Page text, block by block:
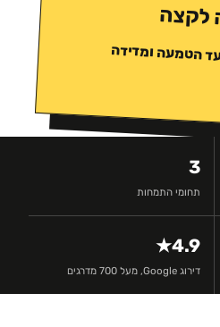
לקצה
הטמעה ומדידה
3
תחומי התמחות
4.9★
דירוג Google, מעל 700 מדרגים